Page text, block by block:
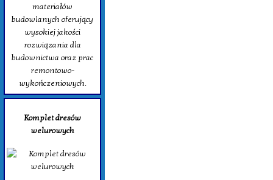
materiałów
budowlanych oferujący
wysokiej jakości
rozwiązania dla
budownictwa oraz prac
remontowo-
wykończeniowych.
Komplet dresów
welurowych